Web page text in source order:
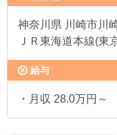
神奈川県 川崎市川
ＪＲ東海道本線(東
給与
・月収 28.0万円～